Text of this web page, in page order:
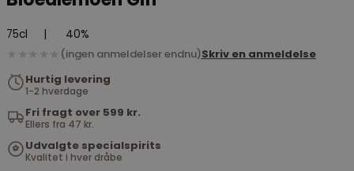
75cl 40%
★★★★★ (ingen anmeldelser endnu)Skriv en anmeldelse
Hurtig levering
1-2 hverdage
Fri fragt over 599 kr.
Ellers fra 47 kr.
Udvalgte specialspirits
Kvalitet i hver dråbe